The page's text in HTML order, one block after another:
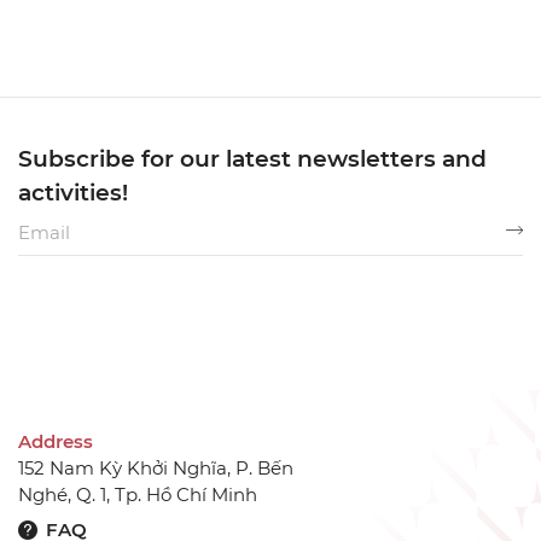
Address
152 Nam Kỳ Khởi Nghĩa, P. Bến
Nghé, Q. 1, Tp. Hồ Chí Minh
FAQ
Subscribe for our latest newsletters and
activities!